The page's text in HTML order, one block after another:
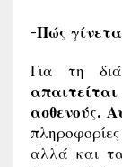
-Πώς
Για τη
ασθενούς.
αλλά και